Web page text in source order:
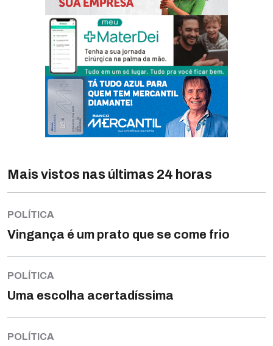
Mais vistos nas últimas 24 horas
POLÍTICA
Vingança é um prato que se come frio
POLÍTICA
Uma escolha acertadíssima
POLÍTICA